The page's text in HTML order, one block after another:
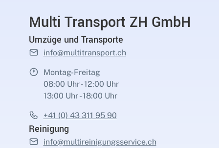
Multi Transport ZH GmbH
Umzüge und Transporte
info@multitransport.ch
Montag-Freitag
08:00 Uhr - 12:00 Uhr
13:00 Uhr - 18:00 Uhr
+41 (0) 43 311 95 90
Reinigung
info@multireinigungsservice.ch